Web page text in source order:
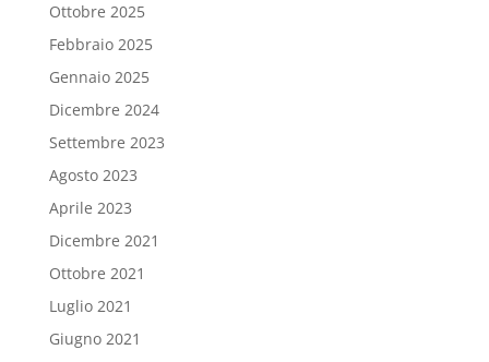
Ottobre 2025
Febbraio 2025
Gennaio 2025
Dicembre 2024
Settembre 2023
Agosto 2023
Aprile 2023
Dicembre 2021
Ottobre 2021
Luglio 2021
Giugno 2021